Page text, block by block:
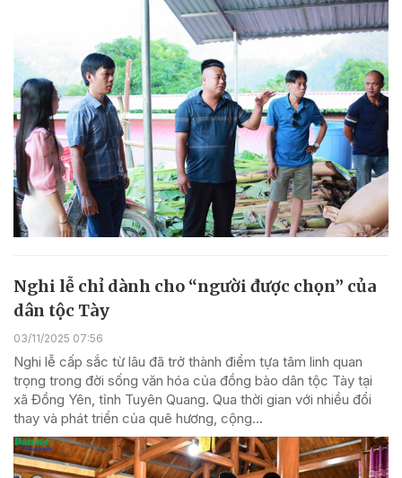
Nghi lễ chỉ dành cho “người được chọn” của
dân tộc Tày
03/11/2025 07:56
Nghi lễ cấp sắc từ lâu đã trở thành điểm tựa tâm linh quan
trọng trong đời sống văn hóa của đồng bào dân tộc Tày tại
xã Đồng Yên, tỉnh Tuyên Quang. Qua thời gian với nhiều đổi
thay và phát triển của quê hương, cộng...